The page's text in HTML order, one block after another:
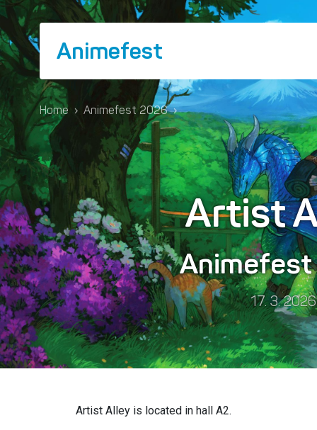
Animefest
Home › Animefest 2026 ›
Artist
17. 3. 2026
Artist Alley is located in hall A2.